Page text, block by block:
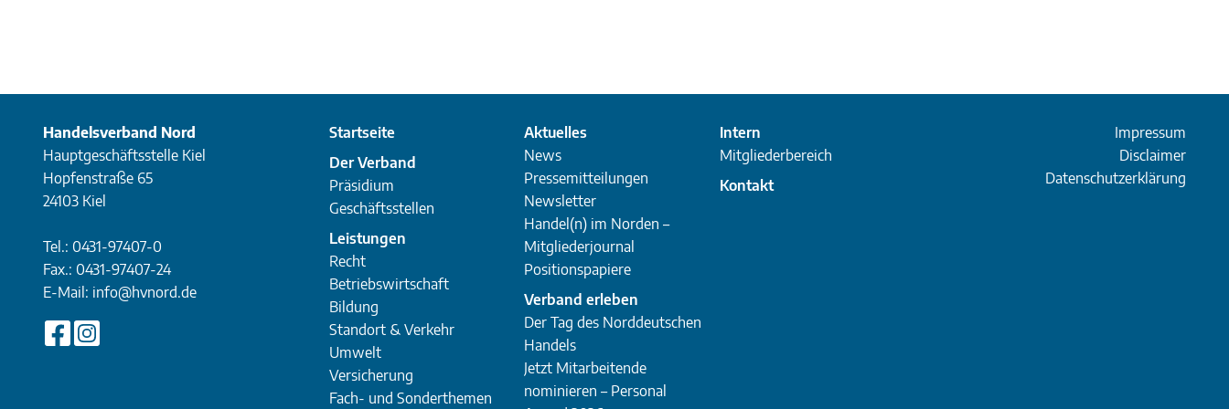
Handelsverband Nord
Hauptgeschäftsstelle Kiel
Hopfenstraße 65
24103 Kiel
Tel.: 0431-97407-0
Fax.: 0431-97407-24
E-Mail: info@hvnord.de
Startseite
Der Verband
Präsidium
Geschäftsstellen
Leistungen
Recht
Betriebswirtschaft
Bildung
Standort & Verkehr
Umwelt
Versicherung
Fach- und Sonderthemen
Aktuelles
News
Pressemitteilungen
Newsletter
Handel(n) im Norden –
Mitgliederjournal
Positionspapiere
Verband erleben
Der Tag des Norddeutschen
Handels
Jetzt Mitarbeitende
nominieren – Personal
Intern
Mitgliederbereich
Kontakt
Impressum
Disclaimer
Datenschutzerklärung